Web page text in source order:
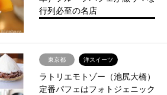
行列必至の名店
東京都 洋スイーツ
ラトリエモトゾー（池尻大橋）
定番パフェはフォトジェニック